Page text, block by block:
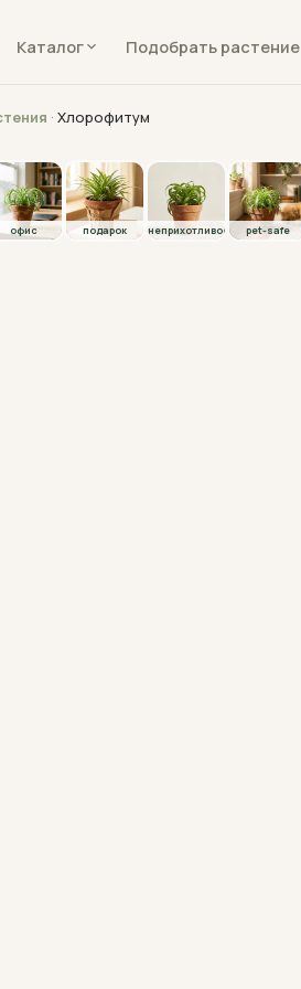
Каталог Подобрать растение
· Хлорофитум
офис подарок неприхотливое pet-safe